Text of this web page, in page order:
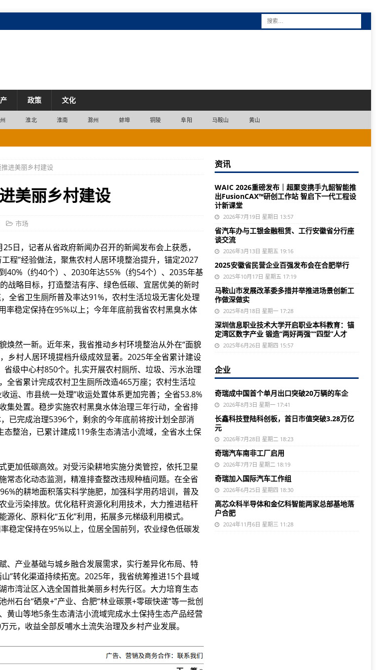
政策 文化
淮北 淮南 滁州 蚌埠 铜陵 阜阳 马鞍山 黄山
进美丽乡村建设
美丽乡村建设
市场
日，记者从省政府新闻办召开的新闻发布会上获悉，
程”经验做法，聚焦农村人居环境整治提升，锚定2027
40%（约40个）、2030年达55%（约54个）、2035年基
战略目标，打造整洁有序、绿色低碳、宜居优美的新时
全省卫生厕所普及率达91%，农村生活垃圾无害化处理
率稳定保持在95%以上；今年年底前我省农村黑臭水体
焕然一新。近年来，我省推动乡村环境整治从外在“面貌
乡村人居环境提档升级成效显著。2025年全省累计建设
省级中心村850个。扎实开展农村厕所、垃圾、污水治理
全省累计完成农村卫生厕所改造465万座；农村生活垃
运、市县统一处理”收运处置体系更加完善；全省53.8%
集处置。稳步实施农村黑臭水体治理三年行动，全省排
已完成治理5396个，剩余的今年底前将按计划全部消
态整治，已累计建成119条生态清洁小流域，全省水土保
更加低碳高效。对受污染耕地实施分类管控，依托卫星
常态化动态监测，精准排查整改违规种植问题。在全省
的耕地面积落实科学施肥，加强科学用药培训，普及
业污染排放。优化秸秆资源化利用技术，大力推进秸秆
源化、原料化“五化”利用，拓展多元梯级利用模式。
稳定保持在95%以上，位居全国前列，农业绿色低碳发
、产业基础与城乡融合发展需求，实行差异化布局、特
”转化渠道持续拓宽。2025年，我省统筹推进15个县域
市湾沚区入选全国首批美丽乡村先行区。大力培育生态
州石台“硒泉+”产业、合肥“林业碳票+零碳快递”等一批创
黄山等地5条生态清洁小流域完成水土保持生态产品经营
元，收益全部反哺水土流失治理及乡村产业发展。
资讯
WAIC 2026重磅发布｜超聚变携手九韶智能推
出FusionCAX™研创工作站 智启下一代工程设
计新课堂
2026年7月19日 星期日 13:57
省汽车办与工银金融租赁、工行安徽省分行座
谈交流
2026年3月13日 星期五 19:16
2025安徽省民营企业百强发布会在合肥举行
2025年10月17日 星期五 17:19
马鞍山市发展改革委多措并举推进场景创新工
作做深做实
2025年8月18日 星期一 17:28
深圳信息职业技术大学开启职业本科教育：锚
定湾区数字产业 锻造“两好两强”“四型”人才
2025年6月26日 星期四 15:57
企业
奇瑞成中国首个单月出口突破20万辆的车企
2026年8月3日 星期一 17:41
长鑫科技登陆科创板，首日市值突破3.28万亿
元
2026年7月28日 星期二 18:23
奇瑞汽车南非工厂启用
2026年7月7日 星期二 18:19
奇瑞加入国际汽车工作组
2026年6月25日 星期四 18:30
高芯众科半导体和金亿科智能两家总部基地落
户合肥
2024年11月6日 星期三 11:28